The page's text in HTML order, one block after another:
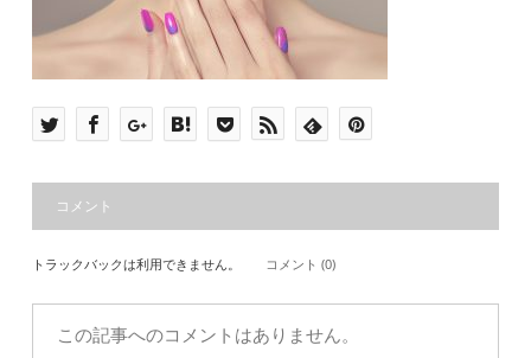
コメント
トラックバックは利用できません。 コメント (0)
この記事へのコメントはありません。